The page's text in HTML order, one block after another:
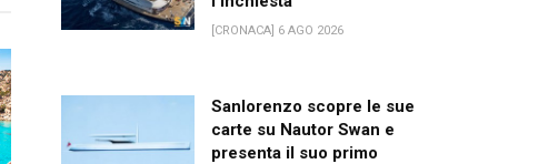
[CRONACA] 6 AGO 2026
Sanlorenzo scopre le sue
carte su Nautor Swan e
presenta il suo primo